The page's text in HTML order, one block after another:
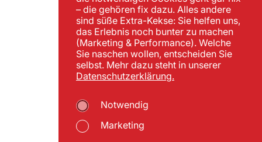
– die gehören fix dazu. Alles andere
sind süße Extra-Kekse: Sie helfen uns,
das Erlebnis noch bunter zu machen
(Marketing & Performance). Welche
Sie naschen wollen, entscheiden Sie
selbst. Mehr dazu steht in unserer
Datenschutzerklärung.
Notwendig
Marketing